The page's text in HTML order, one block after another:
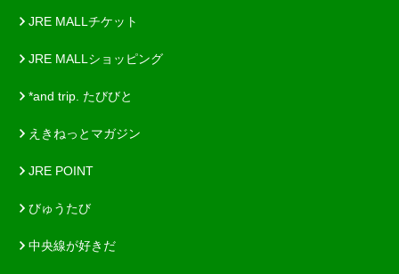
JRE MALLチケット
JRE MALLショッピング
*and trip. たびびと
えきねっとマガジン
JRE POINT
びゅうたび
中央線が好きだ